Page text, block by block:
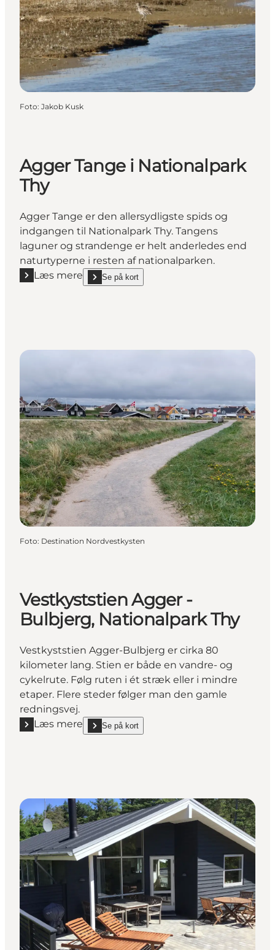
Foto: Jakob Kusk
Agger Tange i Nationalpark
Thy
Agger Tange er den allersydligste spids og
indgangen til Nationalpark Thy. Tangens
laguner og strandenge er helt anderledes end
naturtyperne i resten af nationalparken.
Læs mere
Læs mere "Agger Tange i Nationalpark Thy"
Se på kort
show Agger Tange i Nationalpark Thy on_map
Foto: Destination Nordvestkysten
Vestkyststien Agger -
Bulbjerg, Nationalpark Thy
Vestkyststien Agger-Bulbjerg er cirka 80
kilometer lang. Stien er både en vandre- og
cykelrute. Følg ruten i ét stræk eller i mindre
etaper. Flere steder følger man den gamle
redningsvej.
Læs mere
Læs mere "Vestkyststien Agger - Bulbjerg,
Se på kort
show Vestkyststien Agger - Bulbjerg, Nationalpark